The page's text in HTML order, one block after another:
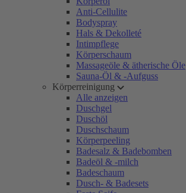
Anti-Cellulite
Bodyspray
Hals & Dekolleté
Intimpflege
Körperschaum
Massageöle & ätherische Öle
Sauna-Öl & -Aufguss
Körperreinigung
Alle anzeigen
Duschgel
Duschöl
Duschschaum
Körperpeeling
Badesalz & Badebomben
Badeöl & -milch
Badeschaum
Dusch- & Badesets